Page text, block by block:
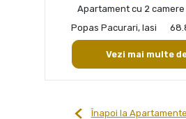
Apartament cu 2
Popas Pacurari, Iasi
Vezi mai multe
Înapoi la